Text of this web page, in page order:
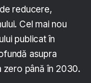
reducere,
Cel mai nou
publicat în
asupra
zero până în 2030.